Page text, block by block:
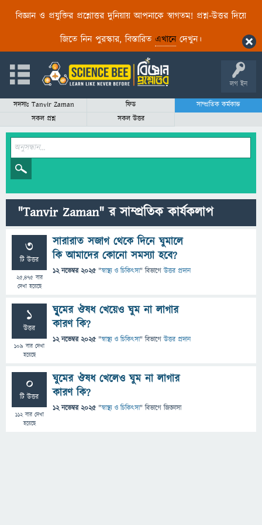
বিজ্ঞান ও প্রযুক্তির প্রশ্নোত্তর দুনিয়ায় আপনাকে স্বাগতম! প্রশ্ন-উত্তর দিয়ে
জিতে নিন পুরস্কার, বিস্তারিত এখানেদেখুন।
লগ ইন
সদস্যঃ Tanvir Zaman ফিড
সাম্প্রতিক কর্মকান্ড
সকল প্রশ্ন
সকল উত্তর
"Tanvir Zaman" র সাম্প্রতিক কার্যকলাপ
3
টি উত্তর
25,475বার
দেখা হয়েছে
সারারাত সজাগ থেকে দিনে ঘুমালে
কি আমাদের কোনো সমস্যা হবে?
12 নভেম্বর 2025 "স্বাস্থ্য ও চিকিৎসা" বিভাগে উত্তর প্রদান
1
উত্তর
109 বার দেখা
হয়েছে
ঘুৃমের ঔষধ খেয়েও ঘুম না লাগার
কারণ কি?
12 নভেম্বর 2025 "স্বাস্থ্য ও চিকিৎসা" বিভাগে উত্তর প্রদান
0
টি উত্তর
112বার দেখা
হয়েছে
ঘুমের ঔষধ খেলেও ঘুম না লাগার
কারণ কি?
12 নভেম্বর 2025 "স্বাস্থ্য ও চিকিৎসা" বিভাগে জিজ্ঞাসা